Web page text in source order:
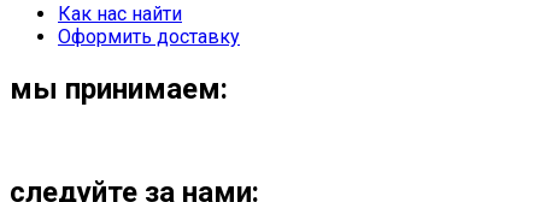
Как нас найти
Оформить доставку
мы принимаем:
следуйте за нами: